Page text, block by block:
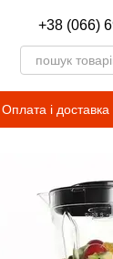
+38 (066)
Оплата і доставка